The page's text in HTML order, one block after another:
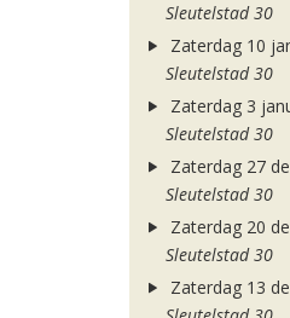
Sleutelstad 30
Zaterdag 10
Sleutelstad 30
Zaterdag 3
Sleutelstad 30
Zaterdag 27
Sleutelstad 30
Zaterdag 20
Sleutelstad 30
Zaterdag 13